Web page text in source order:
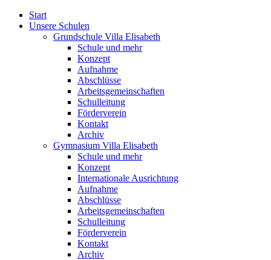
Start
Unsere Schulen
Grundschule Villa Elisabeth
Schule und mehr
Konzept
Aufnahme
Abschlüsse
Arbeitsgemeinschaften
Schulleitung
Förderverein
Kontakt
Archiv
Gymnasium Villa Elisabeth
Schule und mehr
Konzept
Internationale Ausrichtung
Aufnahme
Abschlüsse
Arbeitsgemeinschaften
Schulleitung
Förderverein
Kontakt
Archiv